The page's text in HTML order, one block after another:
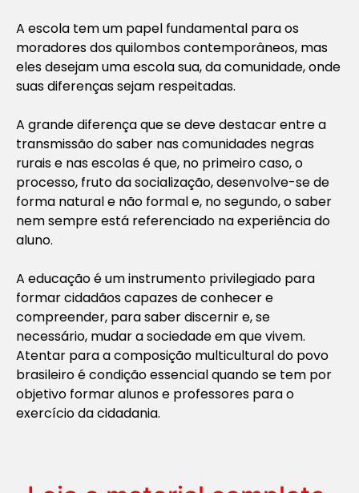
A escola tem um papel fundamental para os
moradores dos quilombos contemporâneos, mas
eles desejam uma escola sua, da comunidade, onde
suas diferenças sejam respeitadas.
A grande diferença que se deve destacar entre a
transmissão do saber nas comunidades negras
rurais e nas escolas é que, no primeiro caso, o
processo, fruto da socialização, desenvolve-se de
forma natural e não formal e, no segundo, o saber
nem sempre está referenciado na experiência do
aluno.
A educação é um instrumento privilegiado para
formar cidadãos capazes de conhecer e
compreender, para saber discernir e, se
necessário, mudar a sociedade em que vivem.
Atentar para a composição multicultural do povo
brasileiro é condição essencial quando se tem por
objetivo formar alunos e professores para o
exercício da cidadania.